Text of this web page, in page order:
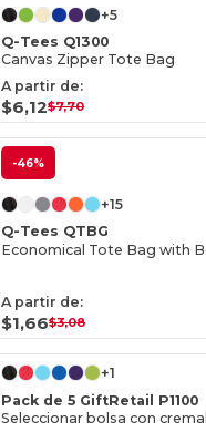
+5
Q-Tees Q1300
Canvas Zipper Tote Bag
A partir de:
$6,12$7,70
-46%
+15
Q-Tees QTBG
Economical Tote Bag with
A partir de:
$1,66$3,08
+1
Pack de 5 GiftRetail P1100
Seleccionar bolsa con